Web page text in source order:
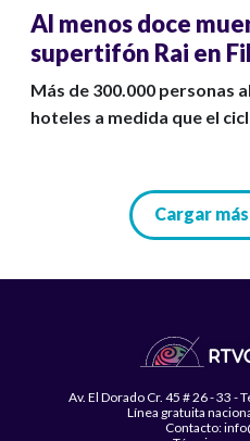
Al menos doce
supertifón Rai en
Más de 300.000 personas
hoteles a medida que el
Cargar
Av. El Dorado Cr. 45 # 26 - 33
Línea gratuita
Contacto: